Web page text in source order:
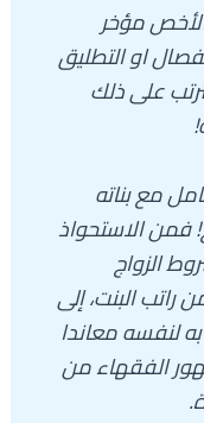
مؤخر
او التطليق
على ذلك
مع بناته
فمن الاستحواذ
الزواج
راتب البنت، إلى
به لنفسه معاندا
الفقهاء من